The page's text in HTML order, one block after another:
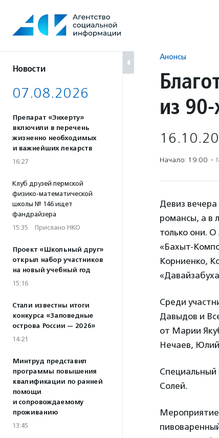
содержанию
Новости
07.08.2026
Препарат «Энхерту»
включили в перечень
жизненно необходимых
и важнейших лекарств
16:27
Клуб друзей пермской
физико-математической
школы № 146 ищет
фандрайзера
15:35 · Прислано НКО
Проект «Школьный друг»
открыл набор участников
на новый учебный год
15:16
Стали известны итоги
конкурса «Заповедные
острова России — 2026»
14:21
Минтруд представил
программы повышения
квалификации по ранней
помощи
и сопровождаемому
проживанию
13:45
Анонсы
из 90-
Начало: 19:00 ·
Девиз
романсы, а в
только они.
«Бахыт-
Корниенко,
Среди
Давыдов и
от Марии
Нечаев, Юлий
Солей.
Мероприятие